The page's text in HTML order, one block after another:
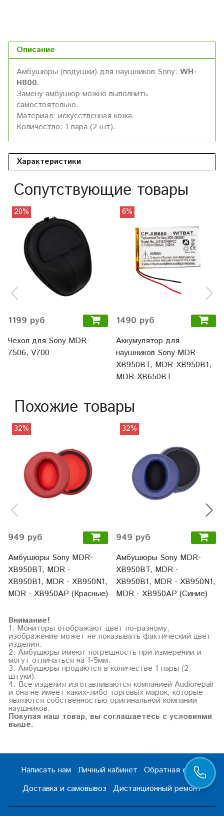
Описание
Амбушюры (подушки) для наушников Sony: WH-
H800.
Замену амбушюр можно выполнить
самостоятельно.
Материал: искусственная кожа
Количество: 1 пара (2 шт).
Характеристики
Сопутствующие товары
20%
1199 руб
Чехол для Sony MDR-
7506, V700
6%
1490 руб
Аккумулятор для
наушников Sony MDR-
XB950BT, MDR-XB950B1,
MDR-XB650BT
Похожие товары
32%
949 руб
Амбушюры Sony MDR-
XB950BT, MDR -
XB950B1, MDR - XB950N1,
MDR - XB950AP (Красные)
32%
949 руб
Амбушюры Sony MDR-
XB950BT, MDR -
XB950B1, MDR - XB950N1,
MDR - XB950AP (Синие)
Внимание!
1. Мониторы отображают цвет по-разному,
изображение может не показывать фактический цвет
изделия.
2. Амбушюры имеют погрешность при измерении и
могут отличаться на 1-5мм.
3. Амбушюры продаются в количестве 1 пары (2
штуки).
4. Все изделия изготавливаются компанией Audiorepair
и она не имеет каких-либо торговых марок, которые
являются собственностью оригинальной компании
наушников.
Покупая наш товар, вы соглашаетесь с условиями
выше.
Написать нам Личный кабинет
Обратная связь
Доставка и самовывоз
Дистанционный ремонт